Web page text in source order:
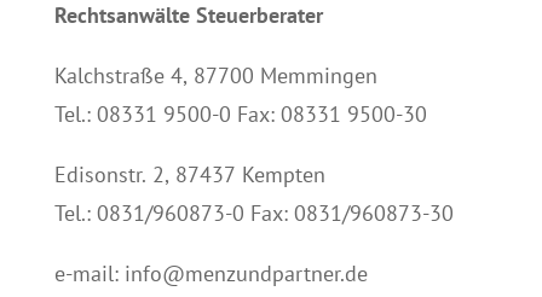
Rechtsanwälte Steuerberater
Kalchstraße 4, 87700 Memmingen
Tel.: 08331 9500-0 Fax: 08331 9500-30
Edisonstr. 2, 87437 Kempten
Tel.: 0831/960873-0 Fax: 0831/960873-30
e-mail: info@menzundpartner.de